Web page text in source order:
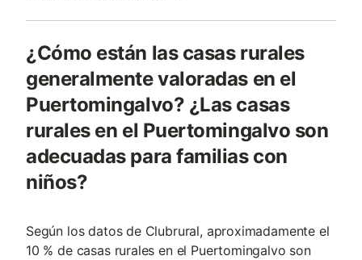
¿Cómo están las casas rurales
generalmente valoradas en el
Puertomingalvo? ¿Las casas
rurales en el Puertomingalvo son
adecuadas para familias con
niños?
Según los datos de Clubrural, aproximadamente el
10 % de casas rurales en el Puertomingalvo son